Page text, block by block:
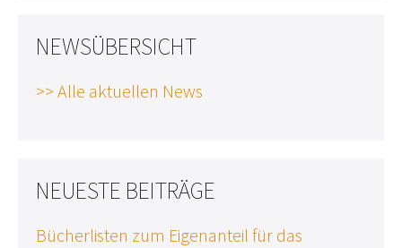
NEWSÜBERSICHT
>> Alle aktuellen News
NEUESTE BEITRÄGE
Bücherlisten zum Eigenanteil für das